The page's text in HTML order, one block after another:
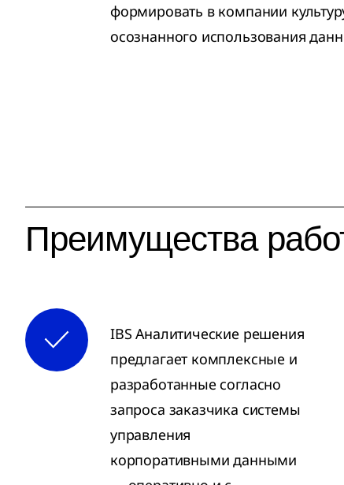
формировать в компании
осознанного использования
Преимущества
IBS Аналитические решения
предлагает комплексные и
разработанные согласно
запроса заказчика системы
управления
корпоративными данными